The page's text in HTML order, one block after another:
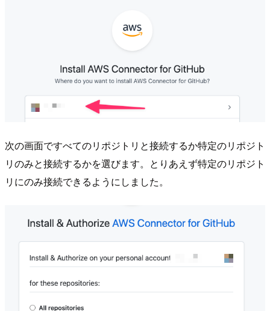
次の画面ですべてのリポジトリと接続するか特定のリポジト
リのみと接続するかを選びます。とりあえず特定のリポジト
リにのみ接続できるようにしました。